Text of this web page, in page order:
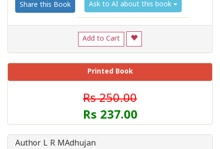
Share this Book Ask to AI about this book
Add to Cart
Printed Book
Rs 250.00
Rs 237.00
Author L R MAdhujan